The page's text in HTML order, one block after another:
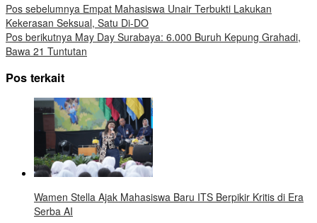
Pos sebelumnya Empat Mahasiswa Unair Terbukti Lakukan
Kekerasan Seksual, Satu Di-DO
Pos berikutnya May Day Surabaya: 6.000 Buruh Kepung Grahadi,
Bawa 21 Tuntutan
Pos terkait
Wamen Stella Ajak Mahasiswa Baru ITS Berpikir Kritis di Era
Serba AI